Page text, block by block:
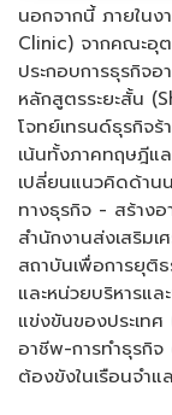
นอกจากนี้ ภายในง
Clinic) จากคณะอุ
ประกอบการธุรกิจ
หลักสูตรระยะสั้น
โจทย์เทรนด์ธุรกิจ
เน้นทั้งภาคทฤษฎีแ
เปลี่ยนแนวคิดด้าน
ทางธุรกิจ - สร้าง
สำนักงานส่งเสริม
สถาบันเพื่อการยุติ
และหน่วยบริหารแล
แข่งขันของประเท
อาชีพ-การทำธุรกิ
ต้องขังในเรือนจำ